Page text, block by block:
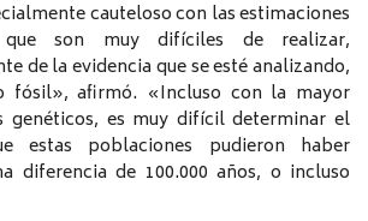
cauteloso con las estimaciones
son muy difíciles de realizar,
de la evidencia que se esté analizando,
fósil», afirmó. «Incluso con la mayor
genéticos, es muy difícil determinar el
estas poblaciones pudieron haber
diferencia de 100.000 años, o incluso